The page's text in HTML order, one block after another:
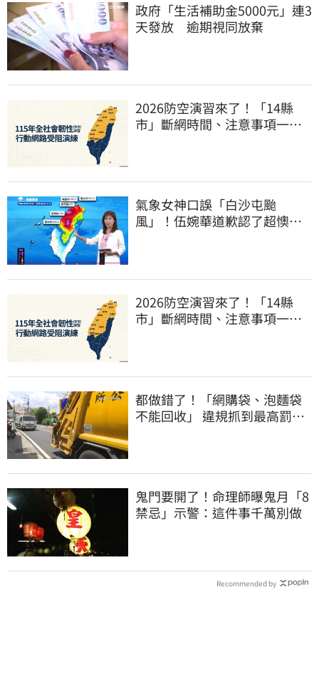
政府「生活補助金5000元」連3
天發放 逾期視同放棄
2026防空演習來了！「14縣
市」斷網時間、注意事項一次
氣象女神口誤「白沙屯颱
風」！伍婉華道歉認了超懊
2026防空演習來了！「14縣
市」斷網時間、注意事項一次
都做錯了！「網購袋、泡麵袋
不能回收」 違規抓到最高罰
鬼門要開了！命理師曝鬼月「8
禁忌」示警：這件事千萬別做
Recommended by